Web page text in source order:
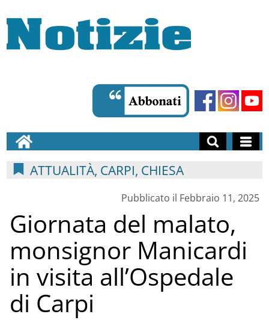
ATTUALITÀ, CARPI, CHIESA
Pubblicato il Febbraio 11, 2025
Giornata del malato,
monsignor Manicardi
in visita all’Ospedale
di Carpi